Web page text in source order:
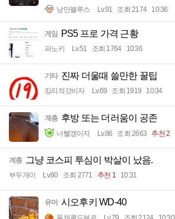
낭만블루스 Lv.91 조회 2174 10:36
게임 PS5 프로 가격 근황
파노키 Lv.51 조회 1764 10:36
기타 진짜 더울때 쓸만한 꿀팁
킹리적갓비자 Lv.69 조회 1919 10:34
계층 후방 또는 더러움이 공존
너빨갱이지 Lv.86 조회 2663 추천 2
계층 그냥 코스피 투심이 박살이 났음.
부두개미 Lv.60 조회 2771 추천 1 10:31
유머 시오후키 WD-40